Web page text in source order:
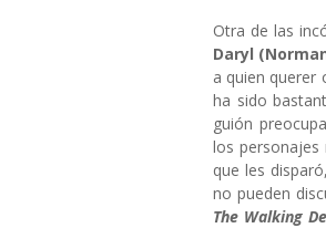
Otra de las
Daryl
a quien querer
ha sido
guión
los
que les
no pueden
The Walking